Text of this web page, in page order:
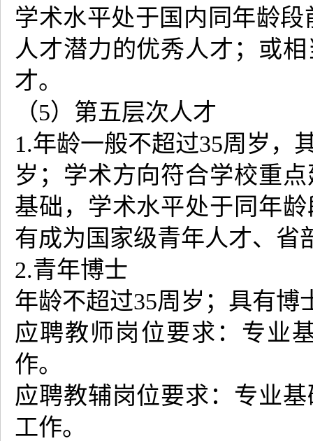
学术水平处于国内同年龄
人才潜力的优秀人才；或
才。
（5）第五层次人才
1.年龄一般不超过35周岁，
岁；学术方向符合学校重
基础，学术水平处于同年
有成为国家级青年人才、省
2.青年博士
年龄不超过35周岁；具有博
应聘教师岗位要求：专业
作。
应聘教辅岗位要求：专业
工作。